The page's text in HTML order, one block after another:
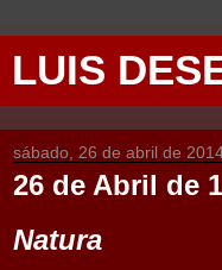
LUIS
sábado, 26 de abril de
26 de Abril de
Natura